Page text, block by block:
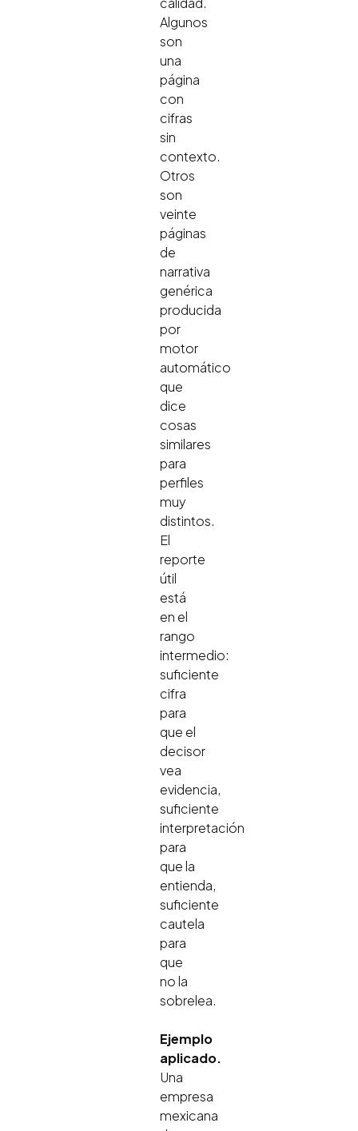
Algunos
son
una
página
con
cifras
sin
contexto.
Otros
son
veinte
páginas
de
narrativa
genérica
producida
por
motor
automático
que
dice
cosas
similares
para
perfiles
muy
distintos.
El
reporte
útil
está
en el
rango
intermedio:
suficiente
cifra
para
que el
decisor
vea
evidencia,
suficiente
interpretación
para
que la
entienda,
suficiente
cautela
para
que
no la
sobrelea.
Ejemplo
aplicado.
Una
empresa
mexicana